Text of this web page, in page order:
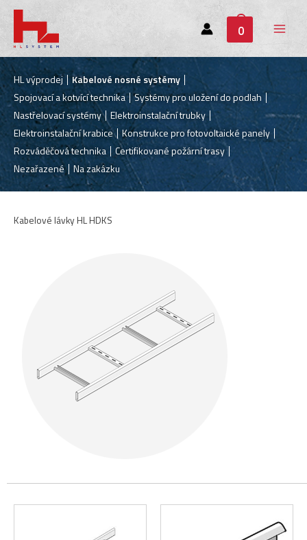
0
Main
Menu
HL výprodej
Kabelové nosné systémy
Spojovací a kotvící technika
Systémy pro uložení do podlah
Nastřelovací systémy
Elektroinstalační trubky
Elektroinstalační krabice
Konstrukce pro fotovoltaické panely
Rozváděčová technika
Certifikované požární trasy
Nezařazené
Na zakázku
Kabelové lávky HL HDKS